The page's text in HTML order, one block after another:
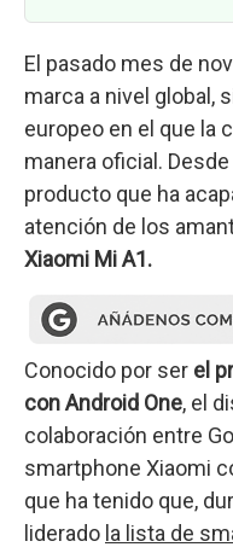
El pasado mes de
marca a nivel global,
europeo en el que la
manera oficial.
producto que ha
atención de los
Xiaomi Mi A1.
Conocido por ser el
con Android One, el
colaboración entre
smartphone Xiaomi
que ha tenido que,
liderado la lista de